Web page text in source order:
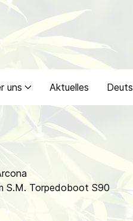
uns Aktuelles
S.M. Torpedoboot S90